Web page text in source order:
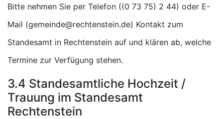
Bitte nehmen Sie per Telefon (
) oder E-
Mail (
) Kontakt zum
Standesamt in Rechtenstein auf und klären ab, welche
Termine zur Verfügung stehen.
3.4 Standesamtliche Hochzeit /
Trauung im Standesamt
Rechtenstein